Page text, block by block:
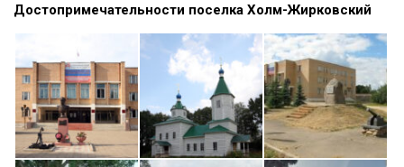
Достопримечательности поселка Холм-Жирковский